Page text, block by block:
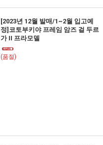
[2023년 12월 발매/1~2월 입고예
정]코토부키야 프레임 암즈 걸 두르
가 II 프라모델
(품절)